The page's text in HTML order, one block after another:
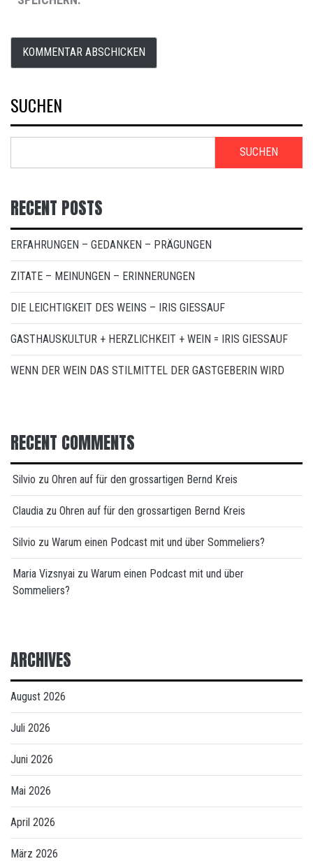
SUCHEN
SUCHEN
RECENT POSTS
ERFAHRUNGEN – GEDANKEN – PRÄGUNGEN
ZITATE – MEINUNGEN – ERINNERUNGEN
DIE LEICHTIGKEIT DES WEINS – IRIS GIESSAUF
GASTHAUSKULTUR + HERZLICHKEIT + WEIN = IRIS GIESSAUF
WENN DER WEIN DAS STILMITTEL DER GASTGEBERIN WIRD
RECENT COMMENTS
Silvio zu Ohren auf für den grossartigen Bernd Kreis
Claudia zu Ohren auf für den grossartigen Bernd Kreis
Silvio zu Warum einen Podcast mit und über Sommeliers?
Maria Vizsnyai zu Warum einen Podcast mit und über
Sommeliers?
ARCHIVES
August 2026
Juli 2026
Juni 2026
Mai 2026
April 2026
März 2026